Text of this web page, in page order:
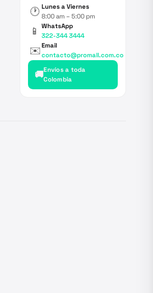
🕐 Lunes a Viernes
8:00 am – 5:00 pm
📱
WhatsApp
322-344 3444
✉️Email
contacto@promall.com.co
🚚Envíos a toda
Colombia